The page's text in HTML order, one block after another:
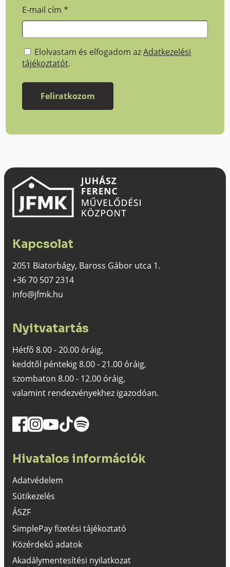
E-mail cím*
Elolvastam és elfogadom azAdatkezelési
tájékoztatót.
Kapcsolat
2051 Biatorbágy, Baross Gábor utca 1.
+36 70 507 2314
info@jfmk.hu
Nyitvatartás
Hétfő 8.00 - 20.00 óráig,
keddtől péntekig 8.00 - 21.00 óráig,
szombaton 8.00 - 12.00 óráig,
valamint rendezvényekhez igazodóan.
Hivatalos információk
Adatvédelem
Sütikezelés
ÁSZF
SimplePay fizetési tájékoztató
Közérdekű adatok
Akadálymentesítési nyilatkozat